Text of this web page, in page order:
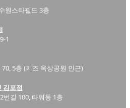
원스타필드 3층
1
5층 (키즈 옥상공원 인근)
김포점
번길 100, 타워동 1층